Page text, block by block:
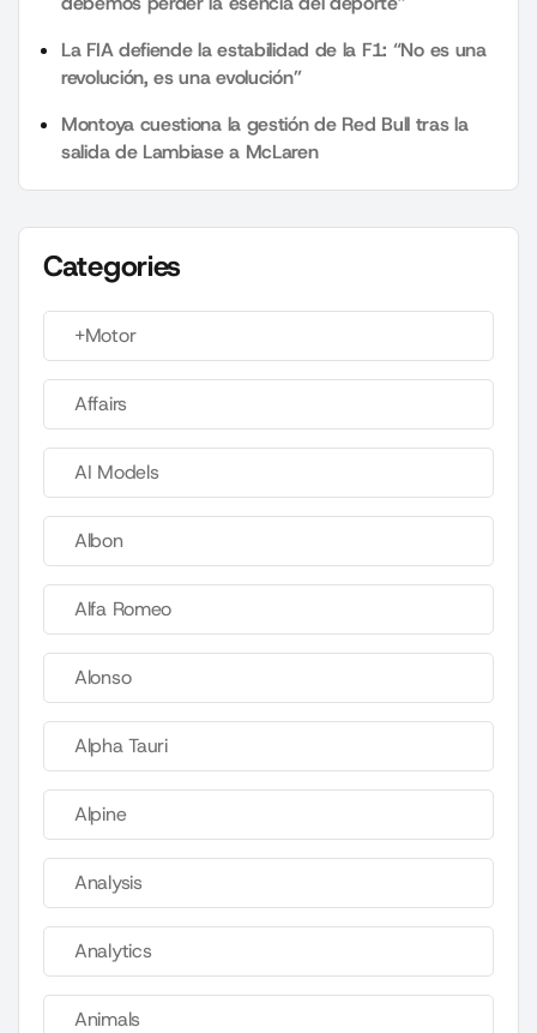
La FIA defiende la estabilidad de la F1: “No es una
revolución, es una evolución”
Montoya cuestiona la gestión de Red Bull tras la
salida de Lambiase a McLaren
Categories
+Motor
Affairs
AI Models
Albon
Alfa Romeo
Alonso
Alpha Tauri
Alpine
Analysis
Analytics
Animals